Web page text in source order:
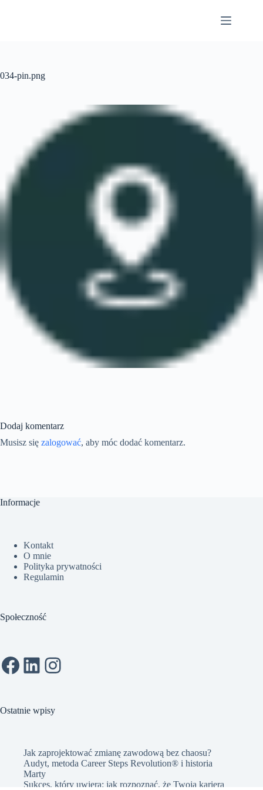
034-pin.png
Dodaj komentarz
Musisz się zalogować, aby móc dodać komentarz.
Informacje
Kontakt
O mnie
Polityka prywatności
Regulamin
Społeczność
Facebook
LinkedIn
Instagram
Ostatnie wpisy
Jak zaprojektować zmianę zawodową bez chaosu?
Audyt, metoda Career Steps Revolution® i historia
Marty
Sukces, który uwiera: jak rozpoznać, że Twoja kariera